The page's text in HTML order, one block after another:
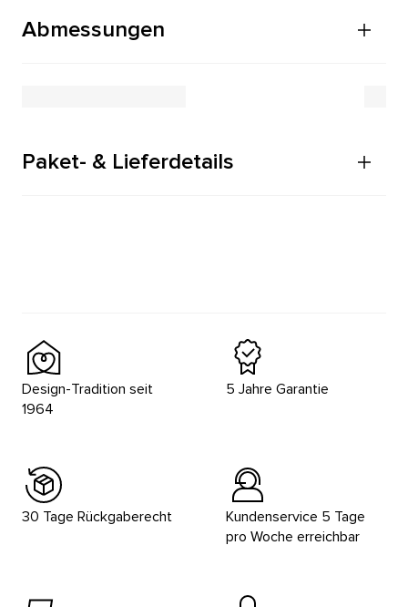
Abmessungen
Paket- & Lieferdetails
Design-Tradition seit
1964
5 Jahre Garantie
30 Tage Rückgaberecht
Kundenservice 5 Tage
pro Woche erreichbar